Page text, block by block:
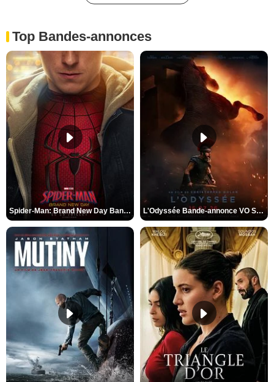
Top Bandes-annonces
Spider-Man: Brand New Day Bande-annonce VO STFR L'Odyssée Bande-annonce VO STFR